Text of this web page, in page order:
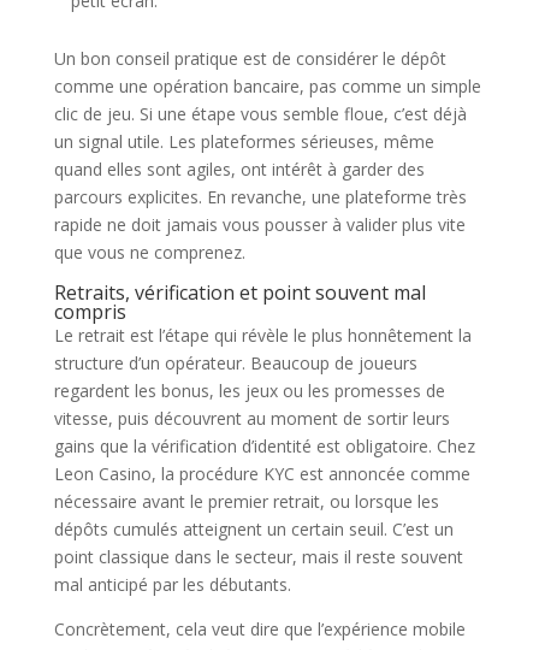
Un bon conseil pratique est de considérer le dépôt
comme une opération bancaire, pas comme un simple
clic de jeu. Si une étape vous semble floue, c’est déjà
un signal utile. Les plateformes sérieuses, même
quand elles sont agiles, ont intérêt à garder des
parcours explicites. En revanche, une plateforme très
rapide ne doit jamais vous pousser à valider plus vite
que vous ne comprenez.
Retraits, vérification et point souvent mal
compris
Le retrait est l’étape qui révèle le plus honnêtement la
structure d’un opérateur. Beaucoup de joueurs
regardent les bonus, les jeux ou les promesses de
vitesse, puis découvrent au moment de sortir leurs
gains que la vérification d’identité est obligatoire. Chez
Leon Casino, la procédure KYC est annoncée comme
nécessaire avant le premier retrait, ou lorsque les
dépôts cumulés atteignent un certain seuil. C’est un
point classique dans le secteur, mais il reste souvent
mal anticipé par les débutants.
Concrètement, cela veut dire que l’expérience mobile